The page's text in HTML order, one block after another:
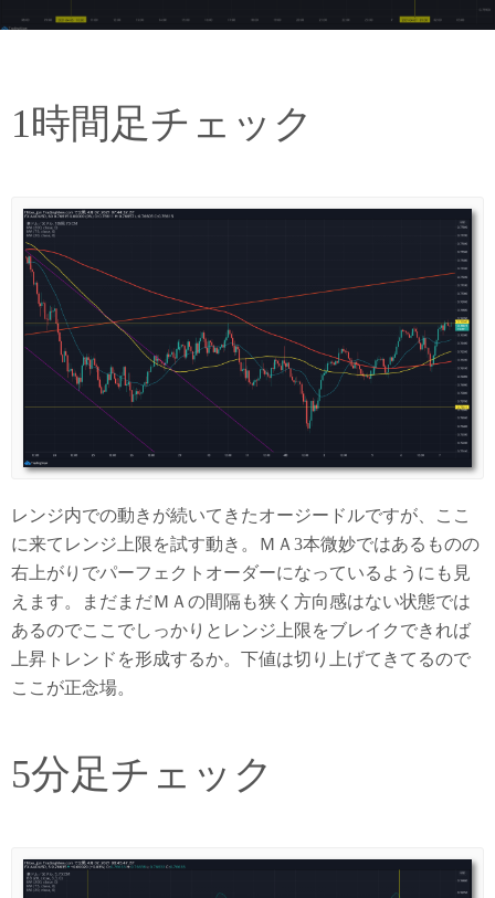
1時間足チェック
レンジ内での動きが続いてきたオージードルですが、ここ
に来てレンジ上限を試す動き。ＭＡ3本微妙ではあるものの
右上がりでパーフェクトオーダーになっているようにも見
えます。まだまだＭＡの間隔も狭く方向感はない状態では
あるのでここでしっかりとレンジ上限をブレイクできれば
上昇トレンドを形成するか。下値は切り上げてきてるので
ここが正念場。
5分足チェック